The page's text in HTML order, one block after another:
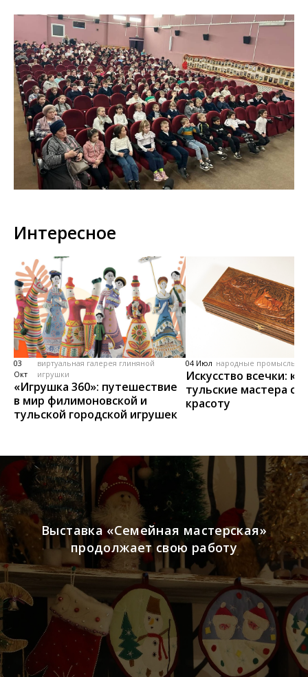
Интересное
03
Окт
виртуальная галерея глиняной
игрушки
«Игрушка 360»: путешествие
в мир филимоновской и
тульской городской игрушек
04 Июл народные промыслы,
Искусство всечки: как
тульские мастера
красоту
Выставка «Семейная мастерская»
продолжает свою работу